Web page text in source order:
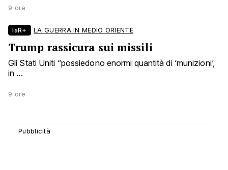
9 ore
laR+ LA GUERRA IN MEDIO ORIENTE
Trump rassicura sui missili
Gli Stati Uniti “possiedono enormi quantità di ‘munizioni’,
in ...
9 ore